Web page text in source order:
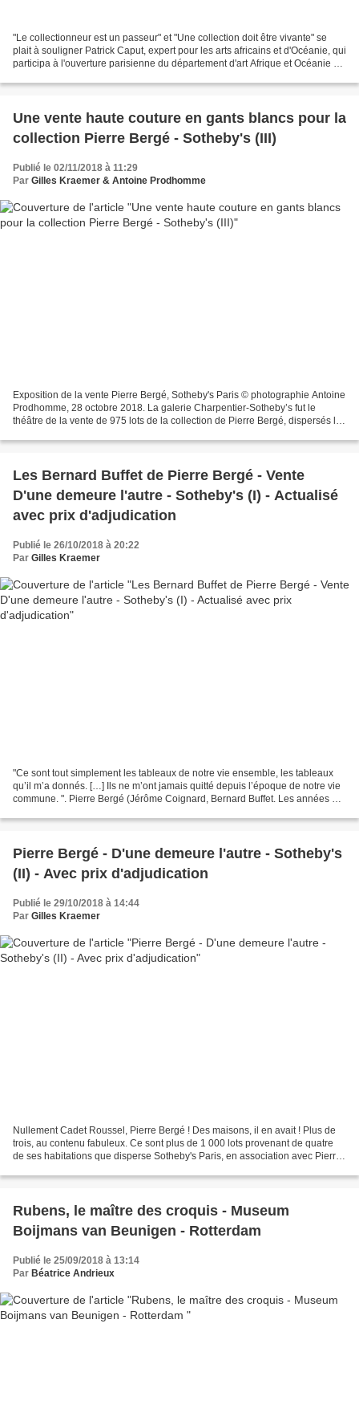
"Le collectionneur est un passeur" et "Une collection doit être vivante" se
plait à souligner Patrick Caput, expert pour les arts africains et d'Océanie, qui
participa à l'ouverture parisienne du département d'art Afrique et Océanie de
Une vente haute couture en gants blancs pour la
collection Pierre Bergé - Sotheby's (III)
Publié le 02/11/2018 à 11:29
Par Gilles Kraemer & Antoine Prodhomme
Exposition de la vente Pierre Bergé, Sotheby's Paris © photographie Antoine
Prodhomme, 28 octobre 2018. La galerie Charpentier-Sotheby’s fut le
théâtre de la vente de 975 lots de la collection de Pierre Bergé, dispersés les
Les Bernard Buffet de Pierre Bergé - Vente
D'une demeure l'autre - Sotheby's (I) - Actualisé
avec prix d'adjudication
Publié le 26/10/2018 à 20:22
Par Gilles Kraemer
"Ce sont tout simplement les tableaux de notre vie ensemble, les tableaux
qu’il m’a donnés. […] Ils ne m’ont jamais quitté depuis l’époque de notre vie
commune. ". Pierre Bergé (Jérôme Coignard, Bernard Buffet. Les années 50.
Pierre Bergé - D'une demeure l'autre - Sotheby's
(II) - Avec prix d'adjudication
Publié le 29/10/2018 à 14:44
Par Gilles Kraemer
Nullement Cadet Roussel, Pierre Bergé ! Des maisons, il en avait ! Plus de
trois, au contenu fabuleux. Ce sont plus de 1 000 lots provenant de quatre
de ses habitations que disperse Sotheby's Paris, en association avec Pierre
Rubens, le maître des croquis - Museum
Boijmans van Beunigen - Rotterdam
Publié le 25/09/2018 à 13:14
Par Béatrice Andrieux